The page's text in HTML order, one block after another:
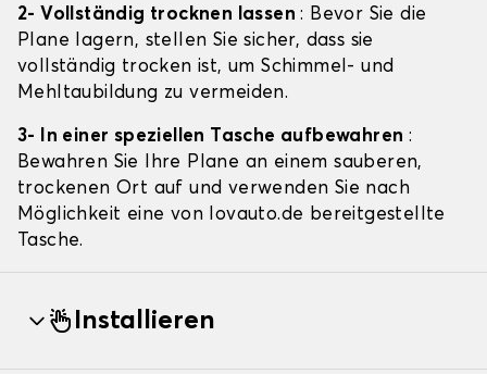
2- Vollständig trocknen lassen: Bevor Sie die
Plane lagern, stellen Sie sicher, dass sie
vollständig trocken ist, um Schimmel- und
Mehltaubildung zu vermeiden.
3- In einer speziellen Tasche aufbewahren :
Bewahren Sie Ihre Plane an einem sauberen,
trockenen Ort auf und verwenden Sie nach
Möglichkeit eine von lovauto.de bereitgestellte
Tasche.
Installieren